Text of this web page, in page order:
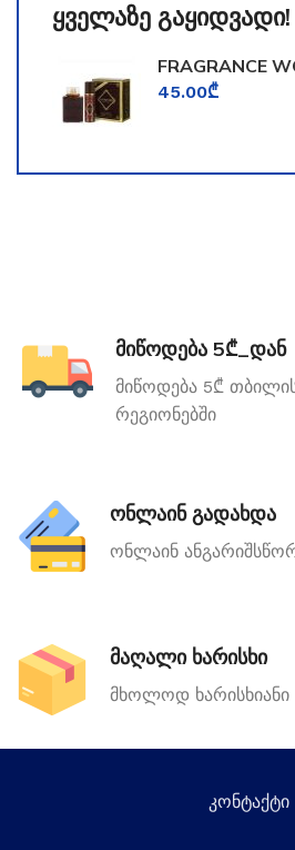
ყველაზე გაყიდვადი!
FRAGRANCE
TOOMFORD
45.00₾
მიწოდება 5₾_დან
მიწოდება 5₾
რეგიონებში
ონლაინ გადახდა
ონლაინ
მაღალი ხარისხი
მხოლოდ ხარისხიანი
კონტაქტი